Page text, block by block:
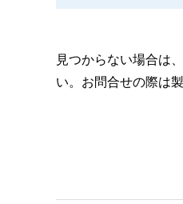
見つからない場合は
い。お問合せの際は